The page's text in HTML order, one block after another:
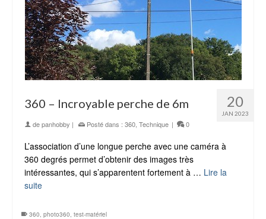
20
JAN 2023
360 – Incroyable perche de 6m
depanhobby | Posté dans : 360 Technique | 0
L’association d’une longue perche avec une caméra à
360 degrés permet d’obtenir des images très
intéressantes, qui s’apparentent fortement à … Lire la
suite
360, photo360, test-matériel